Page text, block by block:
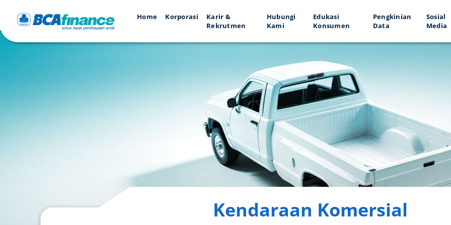
Home Korporasi
Karir &
Rekrutmen
Hubungi
Kami
Edukasi
Konsumen
Pengkinian
Data
Sosial
Media
Kendaraan Komersial